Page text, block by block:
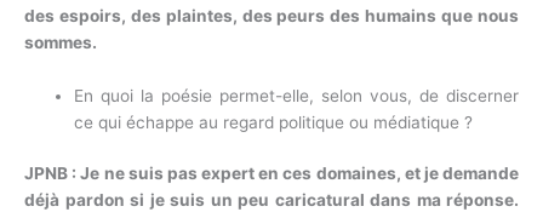
des espoirs, des plaintes, des peurs des humains que nous
sommes.
En quoi la poésie permet-elle, selon vous, de discerner
ce qui échappe au regard politique ou médiatique ?
JPNB : Je ne suis pas expert en ces domaines, et je demande
déjà pardon si je suis un peu caricatural dans ma réponse.